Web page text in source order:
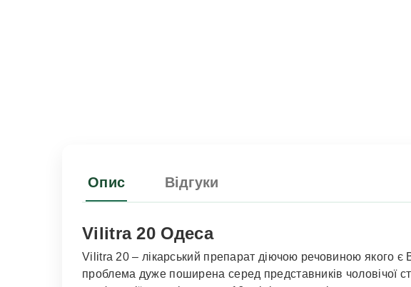
Опис Відгуки
Vilitra 20 Одеса
Vilitra 20 – лікарський препарат діючою речовиною якого є
проблема дуже поширена серед представників чоловічої